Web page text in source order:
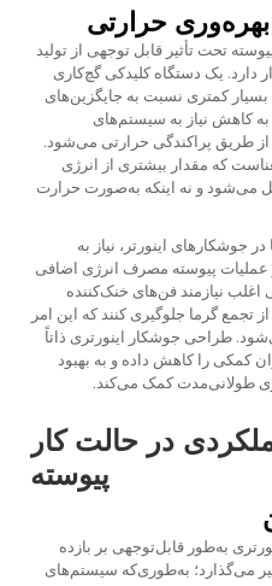
حرارتی
تحت تأثیر قابل توجهی از تولید
دارد. یک دستگاه کلیدکی گچ‌کاری
بسیار کمتری نسبت به جایگزین‌های
به کاهش نیاز به سیستم‌های
طریق پراکندگی حرارتی می‌شود.
که مقدار بیشتری از انرژی
می‌شود و نه اینکه به‌صورت حرارت
جوشکارهای اینورتر، نیاز به
پیوسته مصرف انرژی اضافی
نیازمند فن‌های خنک‌کننده
تجمع گرما جلوگیری کنند که این امر
طراحی جوشکار اینورتری ذاتاً
کمکی را کاهش داده و به بهبود
طولانی‌مدت کمک می‌کند.
در حالت کار
پیوسته
به‌طور قابل‌توجهی بر بازده
می‌گذارد؛ به‌طوری‌که سیستم‌های